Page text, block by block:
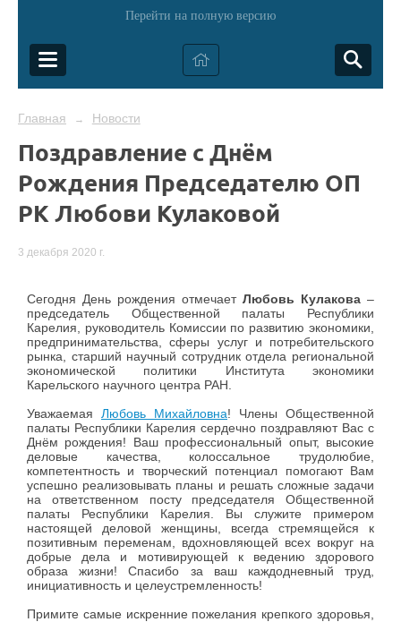
Перейти на полную версию
Главная → Новости
Поздравление с Днём
Рождения Председателю ОП
РК Любови Кулаковой
3 декабря 2020 г.
Сегодня День рождения отмечает Любовь Кулакова –
председатель Общественной палаты Республики
Карелия, руководитель Комиссии по развитию экономики,
предпринимательства, сферы услуг и потребительского
рынка, старший научный сотрудник отдела региональной
экономической политики Института экономики
Карельского научного центра РАН.
Уважаемая Любовь Михайловна! Члены Общественной
палаты Республики Карелия сердечно поздравляют Вас с
Днём рождения! Ваш профессиональный опыт, высокие
деловые качества, колоссальное трудолюбие,
компетентность и творческий потенциал помогают Вам
успешно реализовывать планы и решать сложные задачи
на ответственном посту председателя Общественной
палаты Республики Карелия. Вы служите примером
настоящей деловой женщины, всегда стремящейся к
позитивным переменам, вдохновляющей всех вокруг на
добрые дела и мотивирующей к ведению здорового
образа жизни! Спасибо за ваш каждодневный труд,
инициативность и целеустремленность!
Примите самые искренние пожелания крепкого здоровья,